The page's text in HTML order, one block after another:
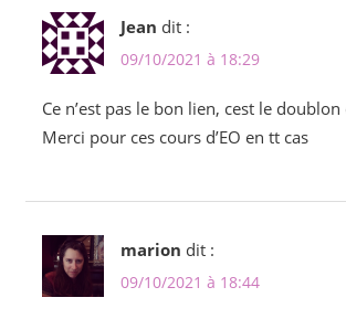
Jean dit :
09/10/2021 à 18:29
Ce n’est pas le bon lien, cest le
Merci pour ces cours d’EO en tt cas
marion dit :
09/10/2021 à 18:44